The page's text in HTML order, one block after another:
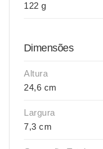
122 g
Dimensões
Altura
24,6 cm
Largura
7,3 cm